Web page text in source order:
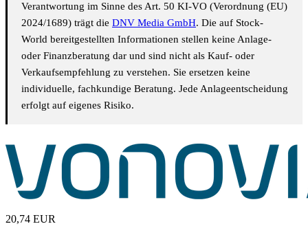
Verantwortung im Sinne des Art. 50 KI-VO (Verordnung (EU)
2024/1689) trägt die DNV Media GmbH. Die auf Stock-
World bereitgestellten Informationen stellen keine Anlage-
oder Finanzberatung dar und sind nicht als Kauf- oder
Verkaufsempfehlung zu verstehen. Sie ersetzen keine
individuelle, fachkundige Beratung. Jede Anlageentscheidung
erfolgt auf eigenes Risiko.
20,74 EUR